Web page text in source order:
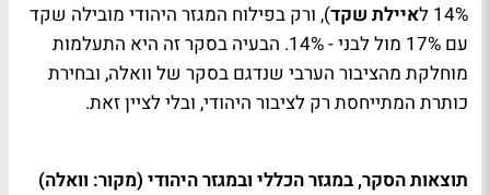
14% ל איילת שקד), ורק בפילוח המגזר היהודי מובילה שקד
עם 17% מול לבני - 14%. הבעיה בסקר זה היא התעלמות
מוחלקת מהציבור הערבי שנדגם בסקר של וואלה, ובחירת
כותרת המתייחסת רק לציבור היהודי, ובלי לציין זאת.
תוצאות הסקר, במגזר הכללי ובמגזר היהודי (מקור: וואלה)